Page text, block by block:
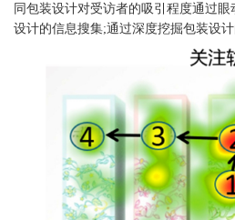
同包装设计对受访者的吸引程度通过
设计的信息搜集;通过深度挖掘包装设